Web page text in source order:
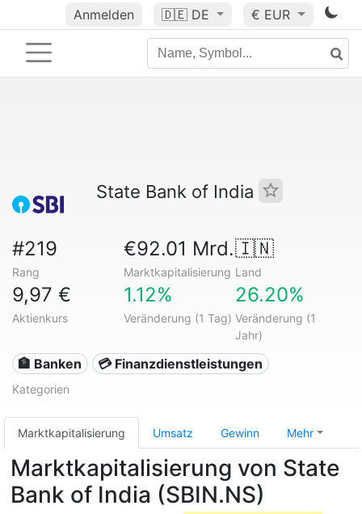
Anmelden 🇩🇪 DE € EUR
State Bank of India
#219
Rang
€92.01 Mrd.
Marktkapitalisierung
🇮🇳
Land
9,97 €
Aktienkurs
1.12%
Veränderung (1 Tag)
26.20%
Veränderung (1
Jahr)
🏦 Banken 💳 Finanzdienstleistungen
Kategorien
Marktkapitalisierung Umsatz Gewinn Mehr
Marktkapitalisierung von State
Bank of India (SBIN.NS)